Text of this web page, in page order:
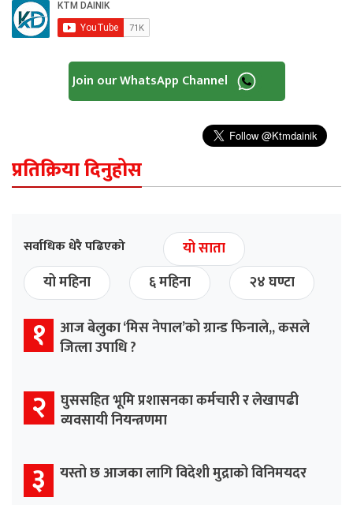
Join our WhatsApp Channel
प्रतिक्रिया दिनुहोस
सर्वाधिक धेरै पढिएको
यो साता
यो महिना
६ महिना २४ घण्टा
१ आज बेलुका ‘मिस नेपाल’को ग्रान्ड फिनाले,, कसले
जित्ला उपाधि ?
२ घुससहित भूमि प्रशासनका कर्मचारी र लेखापढी
व्यवसायी नियन्त्रणमा
३ यस्तो छ आजका लागि विदेशी मुद्राको विनिमयदर